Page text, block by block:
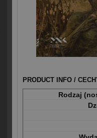
PRODUCT INFO /
Rodzaj